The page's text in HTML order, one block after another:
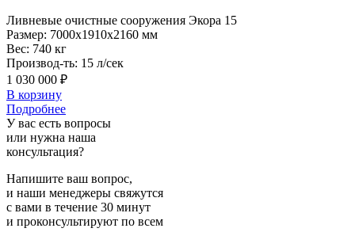
Ливневые очистные сооружения Экора 15
Размер: 7000x1910x2160 мм
Вес: 740 кг
Производ-ть: 15 л/сек
1 030 000 ₽
В корзину
Подробнее
У вас есть вопросы
или нужна наша
консультация?
Напишите ваш вопрос,
и наши менеджеры свяжутся
с вами в течение 30 минут
и проконсультируют по всем